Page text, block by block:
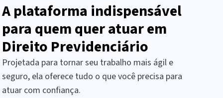
A plataforma indispensável
para quem quer atuar em
Direito Previdenciário
Projetada para tornar seu trabalho mais ágil e
seguro, ela oferece tudo o que você precisa para
atuar com confiança.